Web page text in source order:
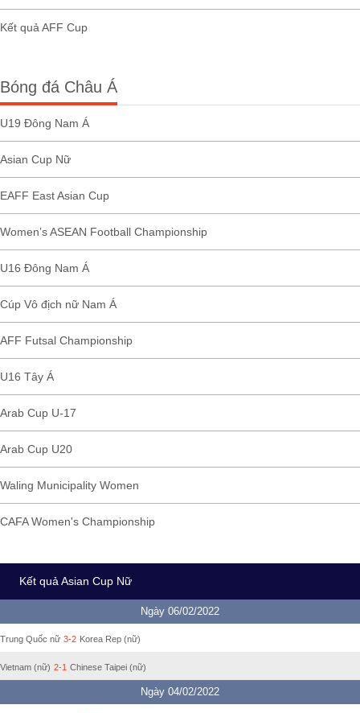
Kết quả AFF Cup
Bóng đá Châu Á
U19 Đông Nam Á
Asian Cup Nữ
EAFF East Asian Cup
Women’s ASEAN Football Championship
U16 Đông Nam Á
Cúp Vô địch nữ Nam Á
AFF Futsal Championship
U16 Tây Á
Arab Cup U-17
Arab Cup U20
Waling Municipality Women
CAFA Women's Championship
Kết quả Asian Cup Nữ
Ngày 06/02/2022
Trung Quốc nữ 3-2 Korea Rep (nữ)
Vietnam (nữ) 2-1 Chinese Taipei (nữ)
Ngày 04/02/2022